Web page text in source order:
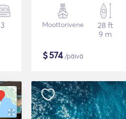
3 Moottorivene
28 ft
9 m
$574/päivä